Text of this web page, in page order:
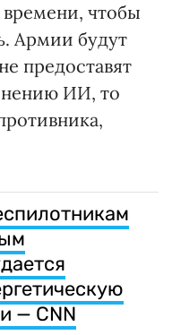
чтобы
Армии будут
предоставят
ИИ, то
— CNN